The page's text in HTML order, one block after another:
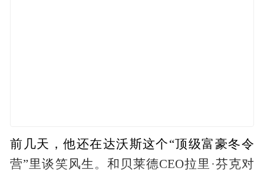
前几天，他还在达沃斯这个“顶级富豪冬令
营”里谈笑风生。和贝莱德CEO拉里·芬克对